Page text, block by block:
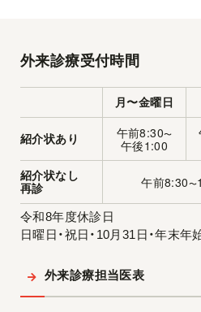
外来診療受付時間
月〜金曜日
紹介状あり 午前8:30〜
午後1:00
紹介状なし
再診
午前8:30〜
令和8年度休診日
日曜日・祝日・10月31日・年末年
外来診療担当医表